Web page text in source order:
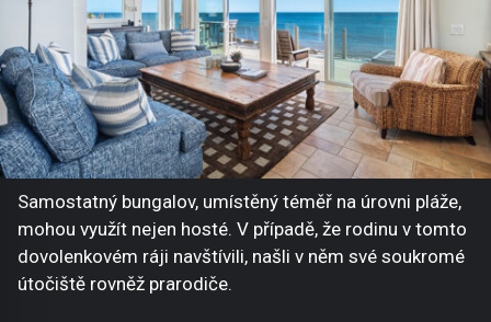
Samostatný bungalov, umístěný téměř na úrovni pláže,
mohou využít nejen hosté. V případě, že rodinu v tomto
dovolenkovém ráji navštívili, našli v něm své soukromé
útočiště rovněž prarodiče.